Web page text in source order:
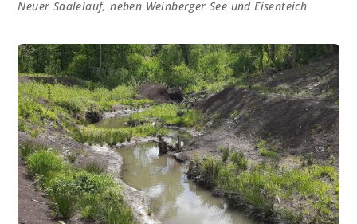
Neuer Saalelauf, neben Weinberger See und Eisenteich